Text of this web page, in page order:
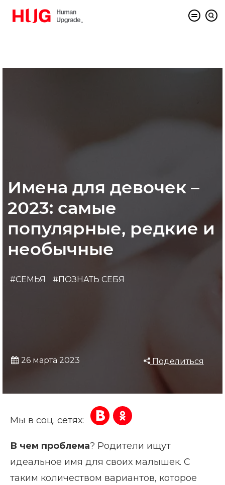
Имена для девочек –
2023: самые
популярные, редкие и
необычные
#СЕМЬЯ #ПОЗНАТЬ СЕБЯ
26 марта 2023 Поделиться
Мы в соц. сетях:
В чем проблема? Родители ищут
идеальное имя для своих малышек. С
таким количеством вариантов, которое